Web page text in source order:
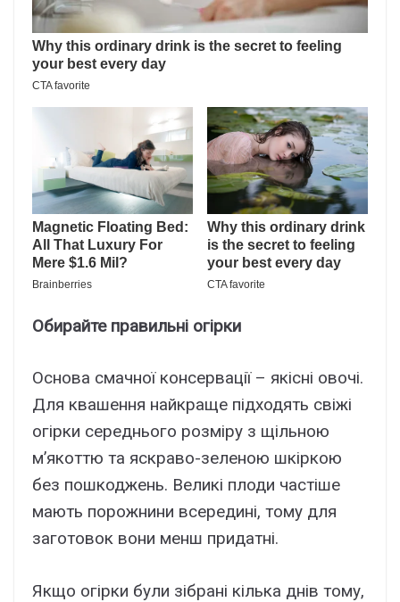
Обирайте правильні огірки
Основа смачної консервації – якісні овочі.
Для квашення найкраще підходять свіжі
огірки середнього розміру з щільною
м’якоттю та яскраво-зеленою шкіркою
без пошкоджень. Великі плоди частіше
мають порожнини всередині, тому для
заготовок вони менш придатні.
Якщо огірки були зібрані кілька днів тому,